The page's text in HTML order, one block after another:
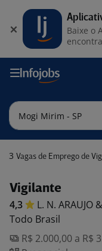
3 Vagas de Emprego de
Vigilante
4,3 L. N. ARAUJO
Todo Brasil
R$ 2.000,00 a R$
Baixe o